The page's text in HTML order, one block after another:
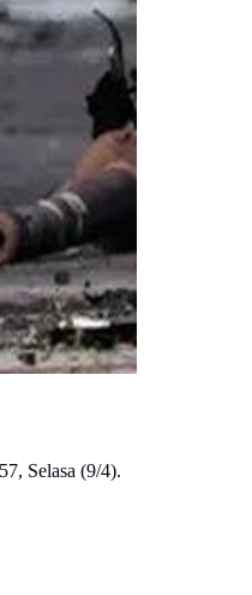
Selasa (9/4).